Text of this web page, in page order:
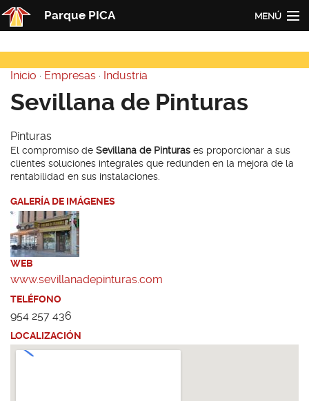
Pasar al contenido principal
Parque PICA MENÚ
PICA
Actualidad
Empresas
Contacto
Redes
Usted está aquí
Inicio · Empresas · Industria
Sevillana de Pinturas
Pinturas
El compromiso de Sevillana de Pinturas es proporcionar a sus
clientes soluciones integrales que redunden en la mejora de la
rentabilidad en sus instalaciones.
GALERÍA DE IMÁGENES
WEB
www.sevillanadepinturas.com
TELÉFONO
954 257 436
LOCALIZACIÓN